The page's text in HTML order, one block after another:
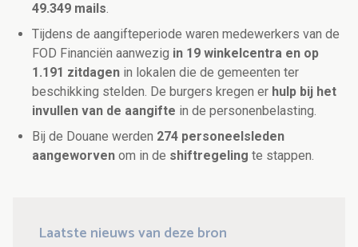
49.349 mails.
Tijdens de aangifteperiode waren medewerkers van de
FOD Financiën aanwezig in 19 winkelcentra en op
1.191 zitdagen in lokalen die de gemeenten ter
beschikking stelden. De burgers kregen er hulp bij het
invullen van de aangifte in de personenbelasting.
Bij de Douane werden 274 personeelsleden
aangeworven om in de shiftregeling te stappen.
Laatste nieuws van deze bron